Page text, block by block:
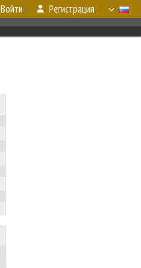
Войти Регистрация